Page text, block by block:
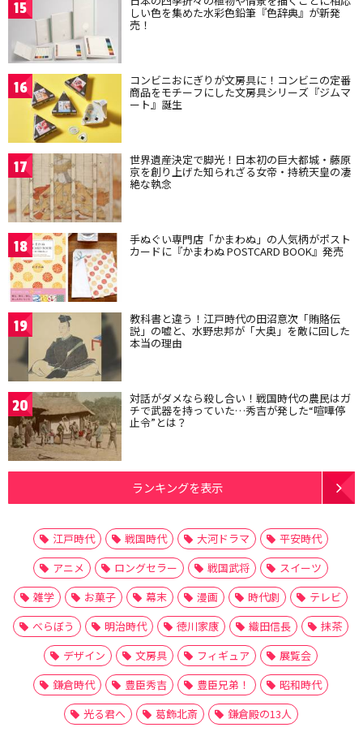
15 しい色を集めた水彩色鉛筆『色辞典』が新発
売！
16 コンビニおにぎりが文房具に！コンビニの定番
商品をモチーフにした文房具シリーズ『ジムマ
ート』誕生
17 世界遺産決定で脚光！日本初の巨大都城・藤原
京を創り上げた知られざる女帝・持統天皇の凄
絶な執念
18 手ぬぐい専門店「かまわぬ」の人気柄がポスト
カードに『かまわぬ POSTCARD BOOK』発売
19 教科書と違う！江戸時代の田沼意次「賄賂伝
説」の嘘と、水野忠邦が「大奥」を敵に回した
本当の理由
20 対話がダメなら殺し合い！戦国時代の農民はガ
チで武器を持っていた…秀吉が発した“喧嘩停
止令”とは？
ランキングを表示
江戸時代 戦国時代 大河ドラマ
平安時代
アニメ
ロングセラー 戦国武将
スイーツ
雑学
お菓子 幕末 漫画 時代劇
テレビ
べらぼう
明治時代 徳川家康 織田信長
抹茶
デザイン
文房具 フィギュア
展覧会
鎌倉時代
豊臣秀吉 豊臣兄弟！
昭和時代
光る君へ
葛飾北斎 鎌倉殿の13人